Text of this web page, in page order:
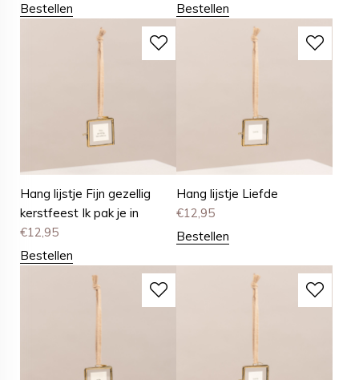
Bestellen
Bestellen
Hang lijstje Fijn gezellig
kerstfeest Ik pak je in
€12,95
Bestellen
Hang lijstje Liefde
€12,95
Bestellen